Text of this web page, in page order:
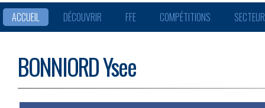
ACCUEIL DÉCOUVRIR FFE COMPÉTITIONS
BONNIORD Ysee